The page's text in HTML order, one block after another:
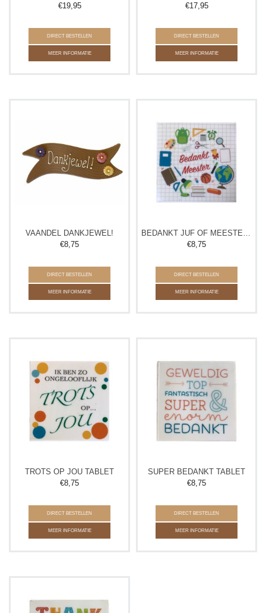
€19,95
DIRECT BESTELLEN
MEER INFORMATIE
€17,95
DIRECT BESTELLEN
MEER INFORMATIE
VAANDEL DANKJEWEL!
€8,75
DIRECT BESTELLEN
MEER INFORMATIE
BEDANKT JUF OF MEESTER TABLET
€8,75
DIRECT BESTELLEN
MEER INFORMATIE
TROTS OP JOU TABLET
€8,75
DIRECT BESTELLEN
MEER INFORMATIE
SUPER BEDANKT TABLET
€8,75
DIRECT BESTELLEN
MEER INFORMATIE